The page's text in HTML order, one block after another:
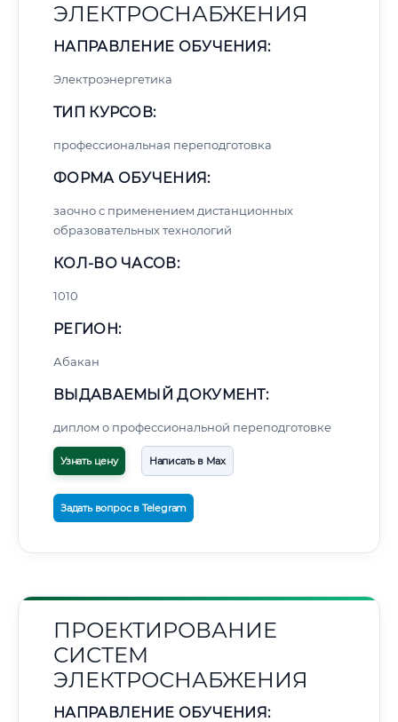
ЭЛЕКТРОСНАБЖЕНИЯ
НАПРАВЛЕНИЕ ОБУЧЕНИЯ:
Электроэнергетика
ТИП КУРСОВ:
профессиональная переподготовка
ФОРМА ОБУЧЕНИЯ:
заочно с применением дистанционных
образовательных технологий
КОЛ-ВО ЧАСОВ:
1010
РЕГИОН:
Абакан
ВЫДАВАЕМЫЙ ДОКУМЕНТ:
диплом о профессиональной переподготовке
Узнать цену Написать в Max
Задать вопрос в Telegram
ПРОЕКТИРОВАНИЕ
СИСТЕМ
ЭЛЕКТРОСНАБЖЕНИЯ
НАПРАВЛЕНИЕ ОБУЧЕНИЯ: